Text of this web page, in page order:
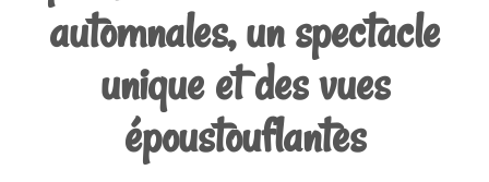
automnales, un spectacle
unique et des vues
époustouflantes